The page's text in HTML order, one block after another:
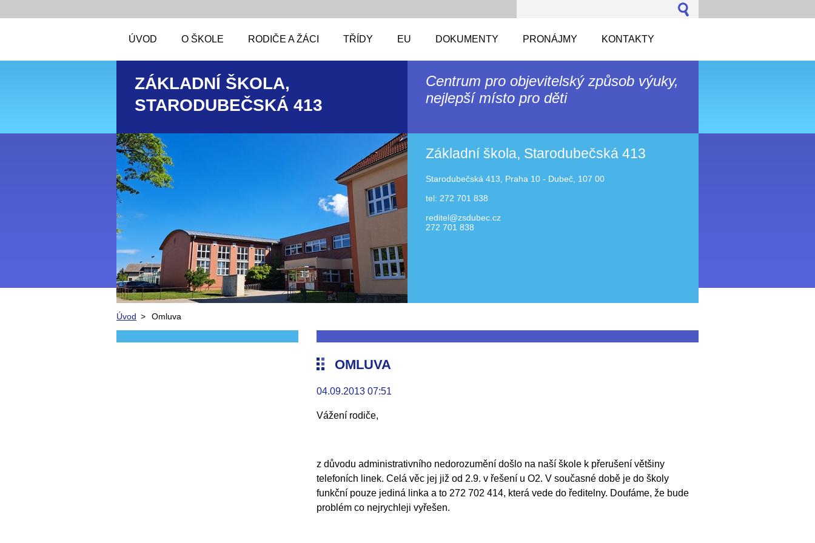
ÚVOD O ŠKOLE RODIČE A ŽÁCI TŘÍDY EU DOKUMENTY PRONÁJMY KONTAKTY
ZÁKLADNÍ ŠKOLA,
STARODUBEČSKÁ 413
Centrum pro objevitelský způsob výuky,
nejlepší místo pro děti
Základní škola, Starodubečská 413
Starodubečská 413, Praha 10 - Dubeč, 107 00
tel: 272 701 838
reditel@zsdubec.cz
272 701 838
Úvod > Omluva
OMLUVA
04.09.2013 07:51
Vážení rodiče,
z důvodu administrativního nedorozumění došlo na naší škole k přerušení většiny
telefoních linek. Celá věc jej již od 2.9. v řešení u O2. V současné době je do školy
funkční pouze jediná linka a to 272 702 414, která vede do ředitelny. Doufáme, že bude
problém co nejrychleji vyřešen.